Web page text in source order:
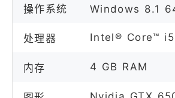
操作系统 Windows 8.1
处理器 Intel® Core™
内存 4 GB RAM